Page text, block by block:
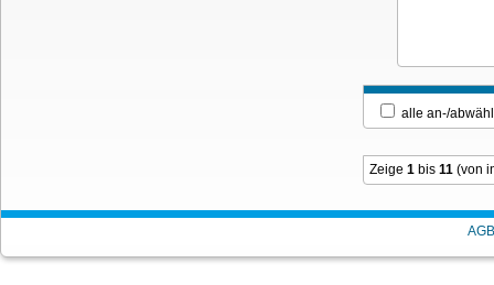
alle an-/
Zeige 1 bis 11 (von
AGB